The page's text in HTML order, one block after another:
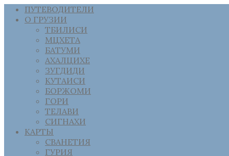
ПУТЕВОДИТЕЛИ
О ГРУЗИИ
ТБИЛИСИ
МЦХЕТА
БАТУМИ
АХАЛЦИХЕ
ЗУГДИДИ
КУТАИСИ
БОРЖОМИ
ГОРИ
ТЕЛАВИ
СИГНАХИ
КАРТЫ
СВАНЕТИЯ
ГУРИЯ